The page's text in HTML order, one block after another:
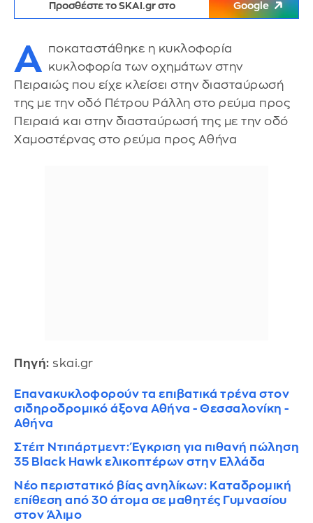
Προσθέστε το SKAI.gr στο Google
Α ποκαταστάθηκε η κυκλοφορία
κυκλοφορία των οχημάτων στην
Πειραιώς που είχε κλείσει στην διασταύρωσή
της με την οδό Πέτρου Ράλλη στο ρεύμα προς
Πειραιά και στην διασταύρωσή της με την οδό
Χαμοστέρνας στο ρεύμα προς Αθήνα
Πηγή: skai.gr
Επανακυκλοφορούν τα επιβατικά τρένα στον
σιδηροδρομικό άξονα Αθήνα - Θεσσαλονίκη -
Αθήνα
Στέιτ Ντιπάρτμεντ: Έγκριση για πιθανή πώληση
35 Black Hawk ελικοπτέρων στην Ελλάδα
Νέο περιστατικό βίας ανηλίκων: Καταδρομική
επίθεση από 30 άτομα σε μαθητές Γυμνασίου
στον Άλιμο